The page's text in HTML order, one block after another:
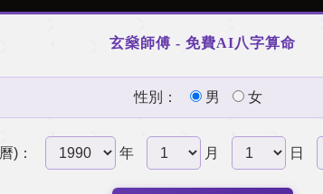
玄燊師傅 - 免費AI八字算命
性別： 男 女
)： 年 月 日